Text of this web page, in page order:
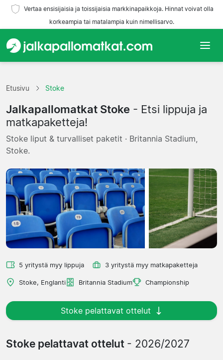
Vertaa ensisijaisia ja toissijaisia markkinapaikkoja. Hinnat voivat olla
korkeampia tai matalampia kuin nimellisarvo.
Joukkueet
Liigat
Matkatoimistoja
Etusivu Stoke
Jalkapallomatkat Stoke - Etsi lippuja ja
matkapaketteja!
Stoke liput & turvalliset paketit · Britannia Stadium,
Stoke.
5 yritystä myy lippuja 3 yritystä myy matkapaketteja
Stoke, Englanti Britannia Stadium Championship
Stoke pelattavat ottelut
Stoke pelattavat ottelut - 2026/2027